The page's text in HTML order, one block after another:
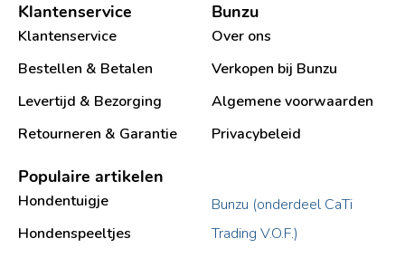
Klantenservice
Klantenservice
Bestellen & Betalen
Levertijd & Bezorging
Retourneren & Garantie
Bunzu
Over ons
Verkopen bij Bunzu
Algemene voorwaarden
Privacybeleid
Populaire artikelen
Hondentuigje
Hondenspeeltjes
Bunzu (onderdeel CaTi
Trading V.O.F.)